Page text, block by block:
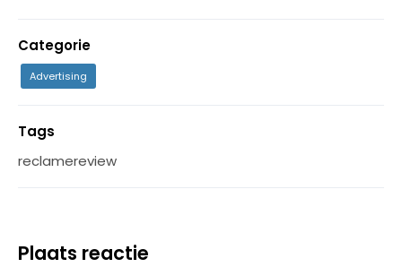
Categorie
Advertising
Tags
reclamereview
Plaats reactie